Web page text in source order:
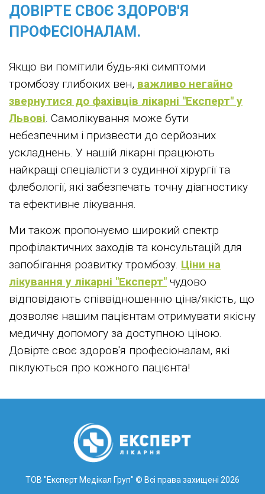
ДОВІРТЕ СВОЄ ЗДОРОВ'Я
ПРОФЕСІОНАЛАМ.
Якщо ви помітили будь-які симптоми
тромбозу глибоких вен, важливо негайно
звернутися до фахівців лікарні "Експерт" у
Львові . Самолікування може бути
небезпечним і призвести до серйозних
ускладнень. У нашій лікарні працюють
найкращі спеціалісти з судинної хірургії та
флебології, які забезпечать точну діагностику
та ефективне лікування.
Ми також пропонуємо широкий спектр
профілактичних заходів та консультацій для
запобігання розвитку тромбозу. Ціни на
лікування у лікарні "Експерт" чудово
відповідають співвідношенню ціна/якість, що
дозволяє нашим пацієнтам отримувати якісну
медичну допомогу за доступною ціною.
Довірте своє здоров'я професіоналам, які
піклуються про кожного пацієнта!
ТОВ "Експерт Медікал Груп" © Всі права захищені 2026